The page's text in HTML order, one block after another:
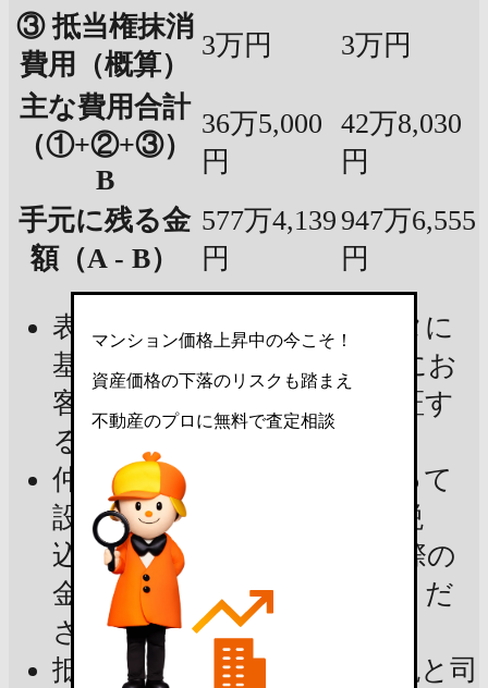
③ 抵当権抹消
費用（概算）
3万円
3万円
主な費用合計
（①+②+③）
B
36万5,000
円
42万8,030
円
手元に残る金
額（A - B）
577万4,139
円
947万6,555
円
表示金額は現在の市場データに
基づいた試算であり、実際にお
客様の手元に残る金額を保証す
るものではありません
仲介手数料：宅建業法によって
設定された上限金額（消費税
込）で試算しています。実際の
金額は不動産会社にご確認くだ
さい
抵当権抹消費用：登録免許税と司
マンション価格上昇中の今こそ！
資産価格の下落のリスクも踏まえ
不動産のプロに無料で査定相談